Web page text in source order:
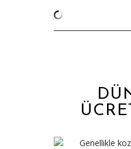
Genellikle